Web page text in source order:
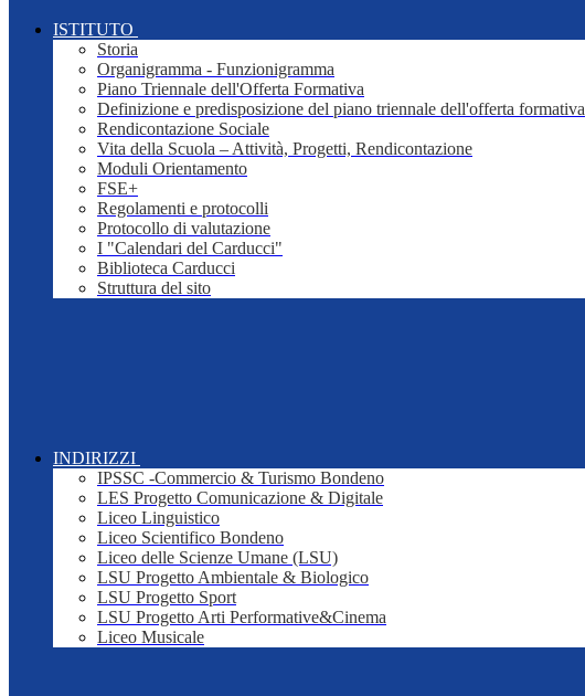
ISTITUTO
Storia
Organigramma - Funzionigramma
Piano Triennale dell'Offerta Formativa
Definizione e predisposizione del piano triennale dell'offerta formativa
Rendicontazione Sociale
Vita della Scuola – Attività, Progetti, Rendicontazione
Moduli Orientamento
FSE+
Regolamenti e protocolli
Protocollo di valutazione
I "Calendari del Carducci"
Biblioteca Carducci
Struttura del sito
INDIRIZZI
IPSSC -Commercio & Turismo Bondeno
LES Progetto Comunicazione & Digitale
Liceo Linguistico
Liceo Scientifico Bondeno
Liceo delle Scienze Umane (LSU)
LSU Progetto Ambientale & Biologico
LSU Progetto Sport
LSU Progetto Arti Performative&Cinema
Liceo Musicale